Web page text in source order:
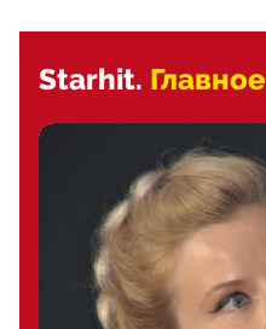
Starhit. Главное